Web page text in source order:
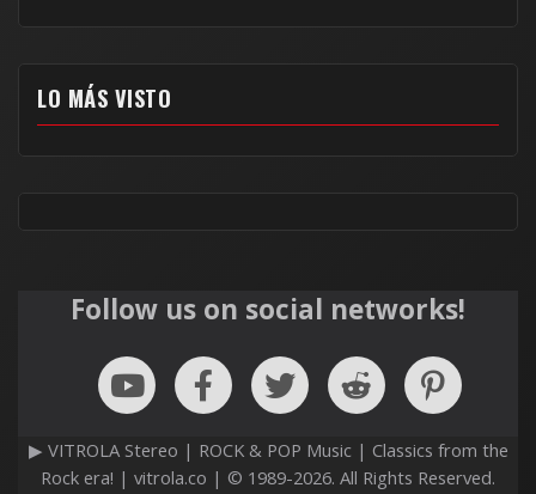
LO MÁS VISTO
Follow us on social networks!
▶ VITROLA Stereo | ROCK & POP Music | Classics from the
Rock era! | vitrola.co | © 1989-2026. All Rights Reserved.